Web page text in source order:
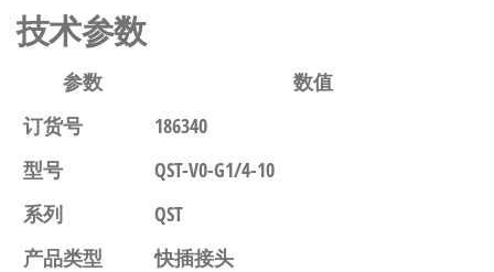
技术参数
参数
数值
订货号
186340
型号
QST-V0-G1/4-10
系列
QST
产品类型
快插接头